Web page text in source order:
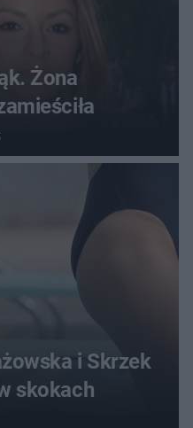
Żona
i Skrzek
skokach